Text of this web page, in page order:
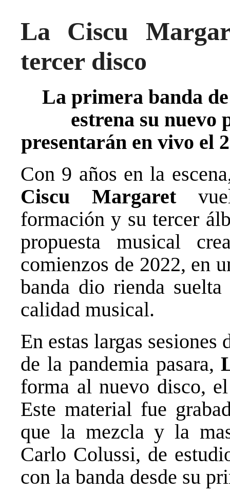
La Ciscu
tercer disco
La primera banda
estrena su nuevo
presentarán en vivo el
Con 9 años en la
Ciscu Margaret
formación y su tercer
propuesta musical
comienzos de 2022, en
banda dio rienda
calidad musical.
En estas largas
de la pandemia pasara,
forma al nuevo disco,
Este material fue
que la mezcla y la
Carlo Colussi, de
con la banda desde su